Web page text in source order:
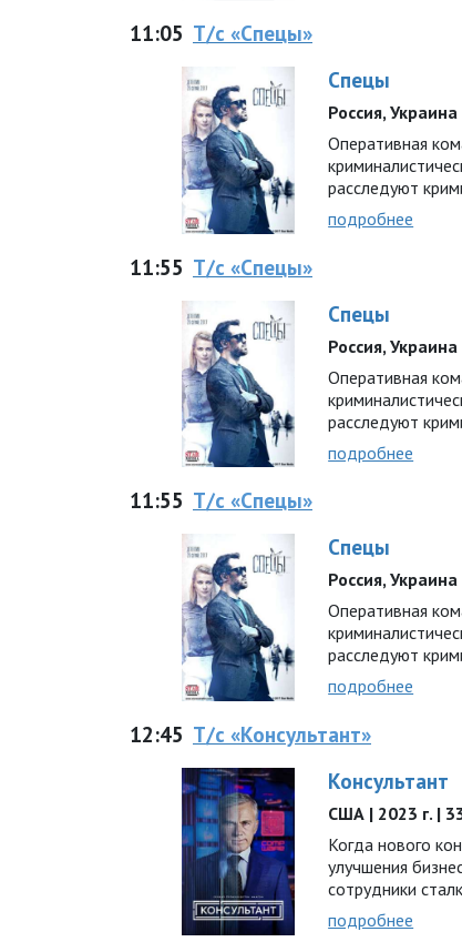
11:05 Т/с «Спецы»
Спецы
Россия,
Оперативная
расследуют
подробнее
11:55 Т/с «Спецы»
Спецы
Россия,
Оперативная
расследуют
подробнее
11:55 Т/с «Спецы»
Спецы
Россия,
Оперативная
расследуют
подробнее
12:45 Т/с «Консультант»
Консультант
США | 2023 г. |
Когда нового
улучшения
сотрудники
подробнее